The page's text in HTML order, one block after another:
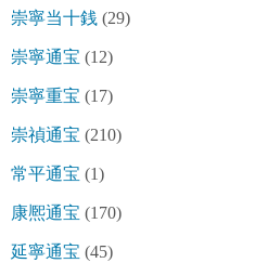
崇寧当十銭 (29)
崇寧通宝 (12)
崇寧重宝 (17)
崇禎通宝 (210)
常平通宝 (1)
康熈通宝 (170)
延寧通宝 (45)